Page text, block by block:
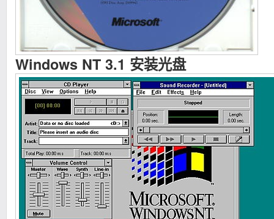
Windows NT 3.1 安装光盘